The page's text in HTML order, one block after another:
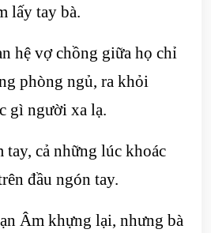
lấy tay bà.
hệ vợ chồng giữa họ chỉ
phòng ngủ, ra khỏi
gì người xa lạ.
cả những lúc khoác
đầu ngón tay.
Âm khựng lại, nhưng bà